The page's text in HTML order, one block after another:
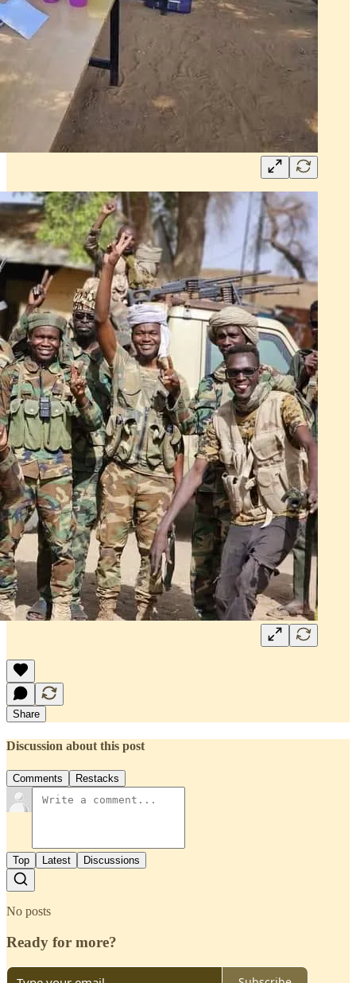
Share
Discussion about this post
Comments Restacks
Top Latest Discussions
No posts
Ready for more?